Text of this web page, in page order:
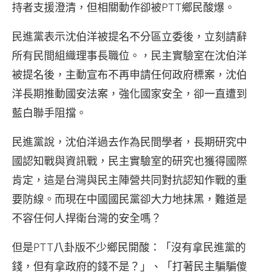
持者支援澄清，但相關動作卻被PTT鄉民酸爆。
民進黨表示沈伯洋被提名不分區立委後，立刻請辭
所有民間組織理事長職位。，民主實驗室在沈伯洋
被提名後，主動宣布不再申請任何政府標案，沈伯
洋長期推動國安法案，強化國家安全，卻一直遭到
藍白聯手阻擋。
民進黨說，沈伯洋過去作為民間學者，長期研究中
國認知戰與資訊戰，民主實驗室的研究也獲得國際
肯定，這是台灣與民主陣營共同對抗認知作戰的重
要防線。而現在中國國民黨卻大力地抹黑，難道是
不容任何人捍衛台灣的安全嗎？
但是PTT八卦版不少鄉民開酸：「沒有拿民進黨的
錢，但有拿政府的錢不是？」、「打著民主騙騙傻